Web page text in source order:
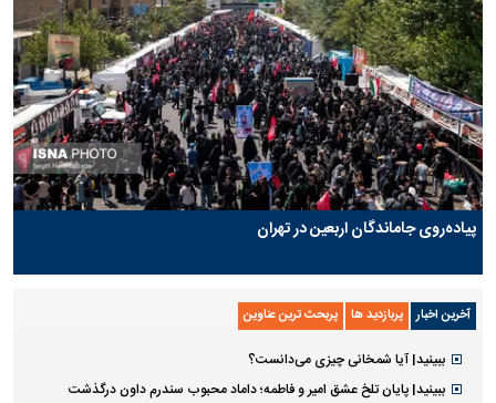
پیاده‌روی جاماندگان اربعین در تهران
آخرین اخبار پربازدید ها پربحث ترین عناوین
ببینید| آیا شمخانی چیزی می‌دانست؟
ببینید| پایان تلخ عشق امیر و فاطمه؛ داماد محبوب سندرم داون درگذشت